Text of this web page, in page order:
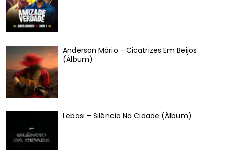
Anderson Mário - Cicatrizes Em Beijos
(Álbum)
Lebasi – Silêncio Na Cidade (Álbum)